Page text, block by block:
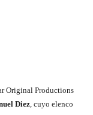
Original Productions
Diez, cuyo elenco